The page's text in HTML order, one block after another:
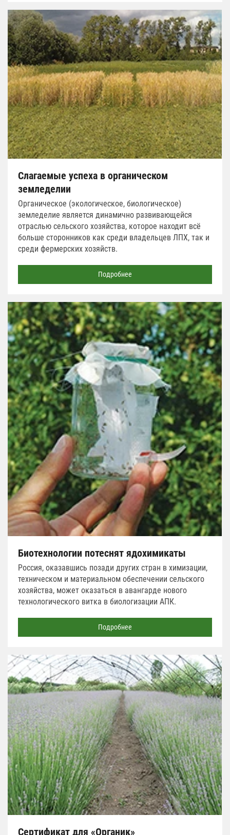
Слагаемые успеха в органическом
земледелии
Органическое (экологическое, биологическое)
земледелие является динамично развивающейся
отраслью сельского хозяйства, которое находит всё
больше сторонников как среди владельцев ЛПХ, так и
среди фермерских хозяйств.
Подробнее
Биотехнологии потеснят ядохимикаты
Россия, оказавшись позади других стран в химизации,
техническом и материальном обеспечении сельского
хозяйства, может оказаться в авангарде нового
технологического витка в биологизации АПК.
Подробнее
Сертификат для «Органик»